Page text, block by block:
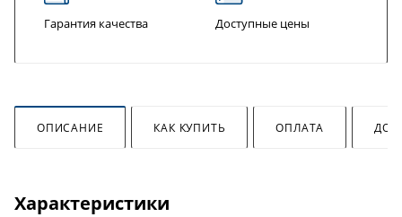
Гарантия качества Доступные цены
ОПИСАНИЕ КАК КУПИТЬ ОПЛАТА
Характеристики